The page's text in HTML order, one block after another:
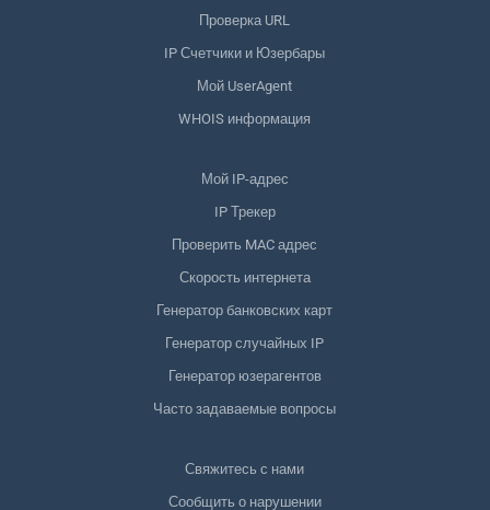
Проверка URL
IP Счетчики и Юзербары
Мой UserAgent
WHOIS информация
Мой IP-адрес
IP Трекер
Проверить MAC адрес
Скорость интернета
Генератор банковских карт
Генератор случайных IP
Генератор юзерагентов
Часто задаваемые вопросы
Свяжитесь с нами
Сообщить о нарушении